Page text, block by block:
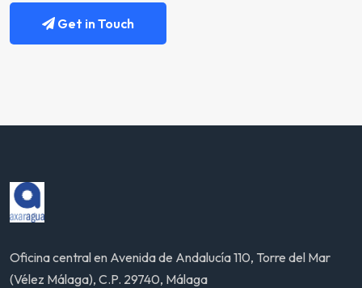
Get in Touch
Oficina central en Avenida de Andalucía 110, Torre del Mar
(Vélez Málaga), C.P. 29740, Málaga